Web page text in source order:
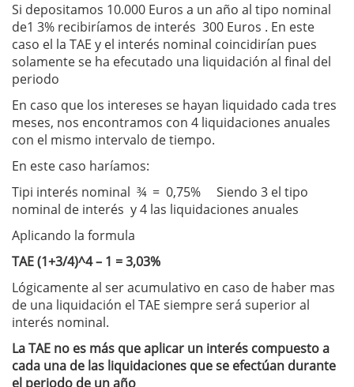
Si depositamos 10.000 Euros a un año al tipo nominal
de1 3% recibiríamos de interés 300 Euros . En este
caso el la TAE y el interés nominal coincidirían pues
solamente se ha efecutado una liquidación al final del
periodo
En caso que los intereses se hayan liquidado cada tres
meses, nos encontramos con 4 liquidaciones anuales
con el mismo intervalo de tiempo.
En este caso haríamos:
Tipi interés nominal ¾ = 0,75% Siendo 3 el tipo
nominal de interés y 4 las liquidaciones anuales
Aplicando la formula
TAE (1+3/4)^4 – 1 = 3,03%
Lógicamente al ser acumulativo en caso de haber mas
de una liquidación el TAE siempre será superior al
interés nominal.
La TAE no es más que aplicar un interés compuesto a
cada una de las liquidaciones que se efectúan durante
el periodo de un año